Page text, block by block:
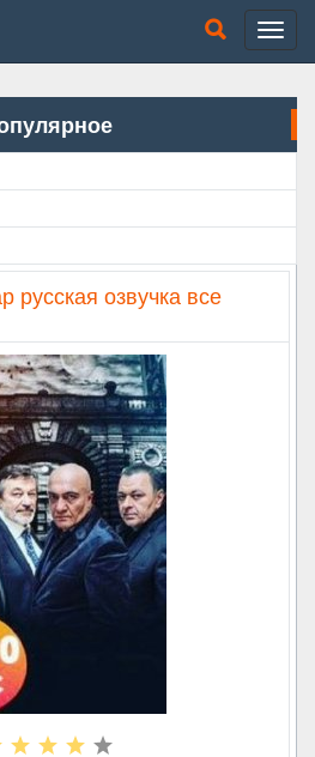
озвучка все